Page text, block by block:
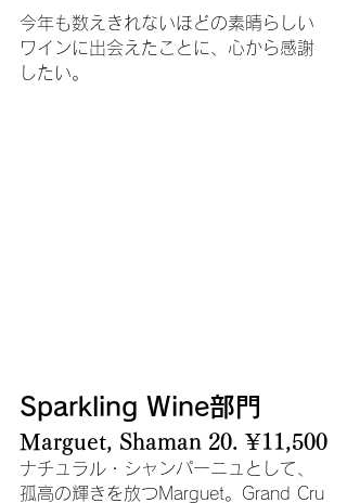
今年も数えきれないほどの素晴らしい
ワインに出会えたことに、心から感謝
したい。
Sparkling Wine部門
Marguet, Shaman 20. ¥11,500
ナチュラル・シャンパーニュとして、
孤高の輝きを放つMarguet。Grand Cru